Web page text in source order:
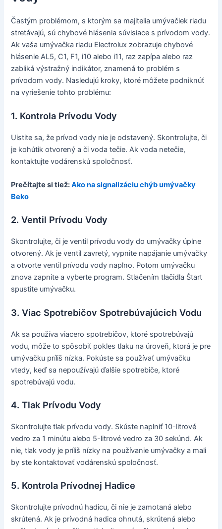
Častým problémom, s ktorým sa majitelia umývačiek riadu
stretávajú, sú chybové hlásenia súvisiace s prívodom vody.
Ak vaša umývačka riadu Electrolux zobrazuje chybové
hlásenie AL5, C1, F1, i10 alebo i11, raz zapípa alebo raz
zabliká výstražný indikátor, znamená to problém s
prívodom vody. Nasledujú kroky, ktoré môžete podniknúť
na vyriešenie tohto problému:
1. Kontrola Prívodu Vody
Uistite sa, že prívod vody nie je odstavený. Skontrolujte, či
je kohútik otvorený a či voda tečie. Ak voda netečie,
kontaktujte vodárenskú spoločnosť.
Prečítajte si tiež:Ako na signalizáciu chýb umývačky
Beko
2. Ventil Prívodu Vody
Skontrolujte, či je ventil prívodu vody do umývačky úplne
otvorený. Ak je ventil zavretý, vypnite napájanie umývačky
a otvorte ventil prívodu vody naplno. Potom umývačku
znova zapnite a vyberte program. Stlačením tlačidla Štart
spustite umývačku.
3. Viac Spotrebičov Spotrebúvajúcich Vodu
Ak sa používa viacero spotrebičov, ktoré spotrebúvajú
vodu, môže to spôsobiť pokles tlaku na úroveň, ktorá je pre
umývačku príliš nízka. Pokúste sa používať umývačku
vtedy, keď sa nepoužívajú ďalšie spotrebiče, ktoré
spotrebúvajú vodu.
4. Tlak Prívodu Vody
Skontrolujte tlak prívodu vody. Skúste naplniť 10-litrové
vedro za 1 minútu alebo 5-litrové vedro za 30 sekúnd. Ak
nie, tlak vody je príliš nízky na používanie umývačky a mali
by ste kontaktovať vodárenskú spoločnosť.
5. Kontrola Prívodnej Hadice
Skontrolujte prívodnú hadicu, či nie je zamotaná alebo
skrútená. Ak je prívodná hadica ohnutá, skrútená alebo